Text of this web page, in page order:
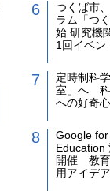
つくば市
ラム「つ
始 研究機
1回イベン
定時制科
室」へ 科
への好奇心
Google
Education
開催 教育
用アイデ